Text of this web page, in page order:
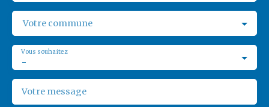
Votre commune
-
Vous souhaitez
Votre message